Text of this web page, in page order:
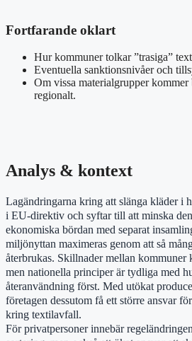
Fortfarande oklart
Hur kommuner tolkar ”trasiga”
Eventuella sanktionsnivåer och
Om vissa materialgrupper kommer
regionalt.
Analys & kontext
Lagändringarna kring att slänga kläder i
i EU-direktiv och syftar till att minska
ekonomiska bördan med separat
miljönyttan maximeras genom att så
återbrukas. Skillnader mellan kommuner
men nationella principer är tydliga med
återanvändning först. Med utökat
företagen dessutom få ett större ansvar
kring textilavfall.
För privatpersoner innebär